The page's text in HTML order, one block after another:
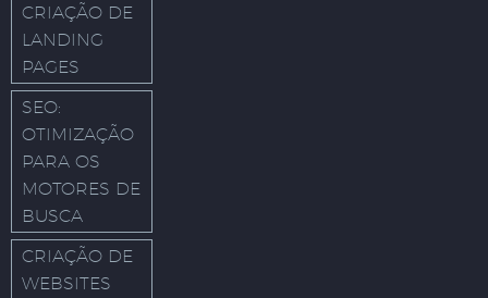
CRIAÇÃO DE
LANDING
PAGES
SEO:
OTIMIZAÇÃO
PARA OS
MOTORES DE
BUSCA
CRIAÇÃO DE
WEBSITES